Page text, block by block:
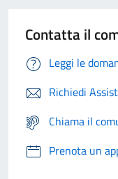
Contatta il
Leggi le
Richiedi
Chiama il
Prenota un